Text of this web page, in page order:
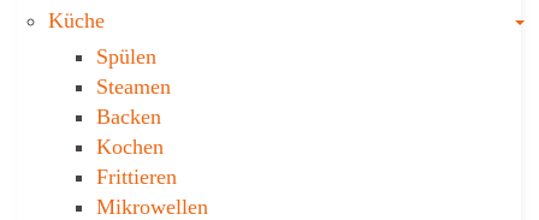
Küche
Spülen
Steamen
Backen
Kochen
Frittieren
Mikrowellen